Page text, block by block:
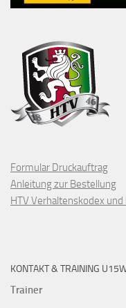
Formular Druckauftrag
Anleitung zur Bestellung
HTV Verhaltenskodex
KONTAKT & TRAINING
Trainer